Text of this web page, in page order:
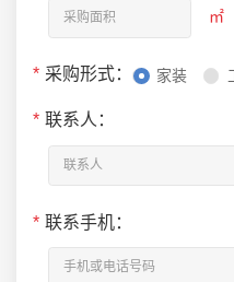
㎡
* 采购形式： 家装
* 联系人：
* 联系手机：